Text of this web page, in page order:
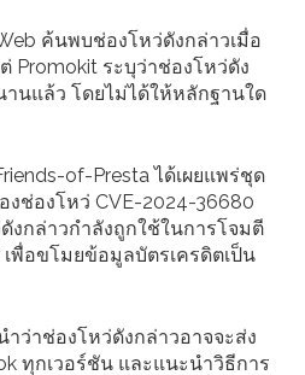
ค้นพบช่องโหว่ดังกล่าวเมื่อ
Promokit ระบุว่าช่องโหว่ดัง
นแล้ว โดยไม่ได้ให้หลักฐานใด
of-Presta ได้เผยแพร่ชุด
งช่องโหว่ CVE-2024-36680
งกล่าวกำลังถูกใช้ในการโจมตี
เพื่อขโมยข้อมูลบัตรเครดิตเป็น
ำว่าช่องโหว่ดังกล่าวอาจจะส่ง
ทุกเวอร์ชัน และแนะนำวิธีการ